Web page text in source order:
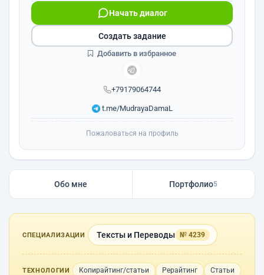
+79179064744
Начать диалог
t.me/MudrayaDamaL
Создать задание
Добавить в избранное
Пожаловаться на профиль
Обо мне Портфолио5
СПЕЦИАЛИЗАЦИИ Тексты и Переводы № 4239
ТЕХНОЛОГИИ Копирайтинг/статьи Рерайтинг
Статьи